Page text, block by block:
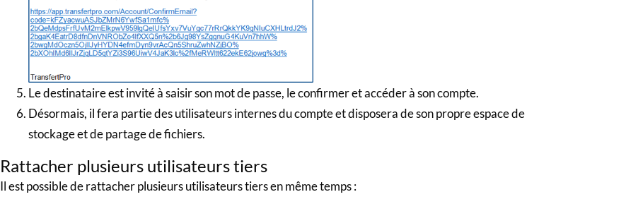
Le destinataire est invité à saisir son mot de passe, le confirmer et accéder à son compte.
Désormais, il fera partie des utilisateurs internes du compte et disposera de son propre espace de
stockage et de partage de fichiers.
Rattacher plusieurs utilisateurs tiers
Il est possible de rattacher plusieurs utilisateurs tiers en même temps :